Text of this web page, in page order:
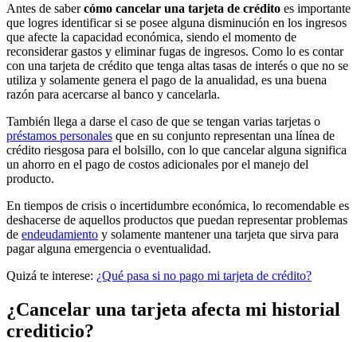
Antes de sabercómo cancelar una tarjeta de crédito es importante
que logres identificar si se posee alguna disminución en los ingresos
que afecte la capacidad económica, siendo el momento de
reconsiderar gastos y eliminar fugas de ingresos. Como lo es contar
con una tarjeta de crédito que tenga altas tasas de interés o que no se
utiliza y solamente genera el pago de la anualidad, es una buena
razón para acercarse al banco y cancelarla.
También llega a darse el caso de que se tengan varias tarjetas o
préstamos personales que en su conjunto representan una línea de
crédito riesgosa para el bolsillo, con lo que cancelar alguna significa
un ahorro en el pago de costos adicionales por el manejo del
producto.
En tiempos de crisis o incertidumbre económica, lo recomendable es
deshacerse de aquellos productos que puedan representar problemas
de endeudamiento y solamente mantener una tarjeta que sirva para
pagar alguna emergencia o eventualidad.
Quizá te interese: ¿Qué pasa si no pago mi tarjeta de crédito?
¿Cancelar una tarjeta afecta mi historial
crediticio?